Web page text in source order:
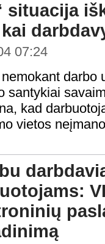
situacija
07:24
darbo
santykiai
kad
vietos